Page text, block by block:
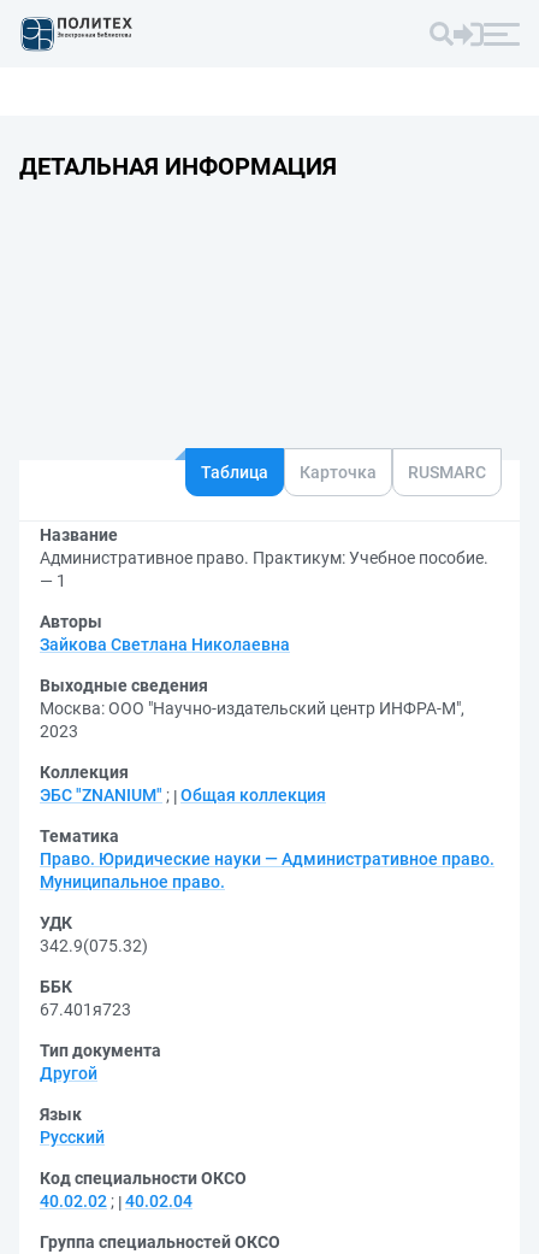
ДЕТАЛЬНАЯ ИНФОРМАЦИЯ
Таблица Карточка RUSMARC
Название
Административное право. Практикум: Учебное пособие.
— 1
Авторы
Зайкова Светлана Николаевна
Выходные сведения
Москва: ООО "Научно-издательский центр ИНФРА-М",
2023
Коллекция
ЭБС "ZNANIUM" ; Общая коллекция
Тематика
Право. Юридические науки — Административное право.
Муниципальное право.
УДК
342.9(075.32)
ББК
67.401я723
Тип документа
Другой
Язык
Русский
Код специальности ОКСО
40.02.02 ; 40.02.04
Группа специальностей ОКСО